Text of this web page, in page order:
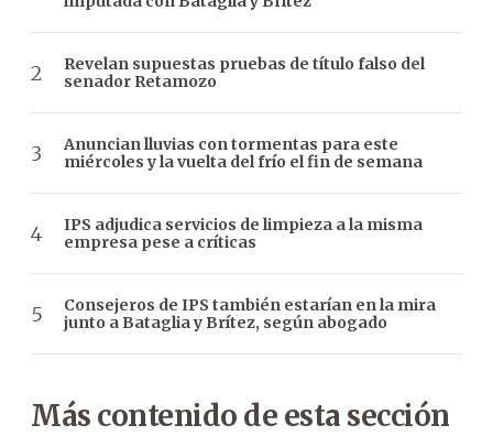
Revelan supuestas pruebas de título falso del
senador Retamozo
Anuncian lluvias con tormentas para este
miércoles y la vuelta del frío el fin de semana
IPS adjudica servicios de limpieza a la misma
empresa pese a críticas
Consejeros de IPS también estarían en la mira
junto a Bataglia y Brítez, según abogado
Más contenido de esta sección